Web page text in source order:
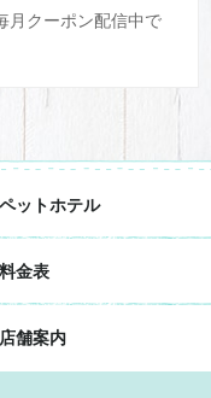
月クーポン配信中で
ペットホテル
料金表
店舗案内